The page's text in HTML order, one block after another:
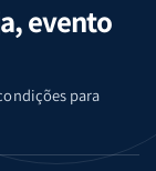
evento
para